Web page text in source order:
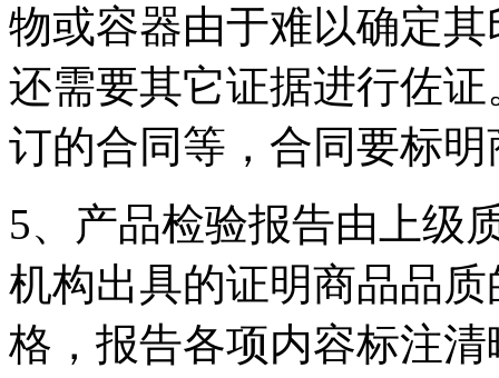
物或容器由于难以确定
还需要其它证据进行佐
订的合同等，合同要标
5、产品检验报告由上级
机构出具的证明商品品
格，报告各项内容标注